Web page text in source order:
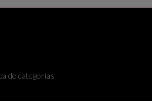
de categorías